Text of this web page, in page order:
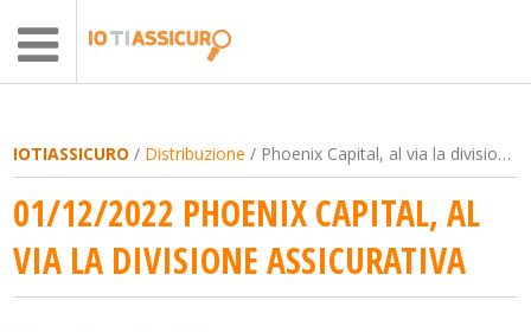
IOTIASSICURO / Distribuzione / Phoenix Capital, al via la divisione assicurativa
01/12/2022 PHOENIX CAPITAL, AL
VIA LA DIVISIONE ASSICURATIVA